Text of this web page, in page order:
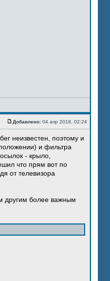
Добавлено: 04 апр 2018, 02:24
неизвестен, поэтому и
и фильтра
- крыло,
что прям вот по
от телевизора
другим более важным